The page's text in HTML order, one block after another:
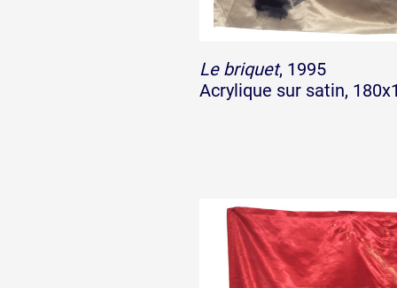
Le briquet, 1995
Acrylique sur satin,